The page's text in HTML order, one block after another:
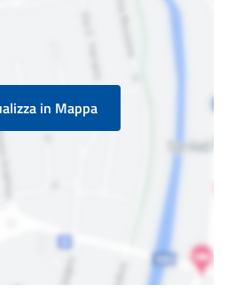
in Mappa